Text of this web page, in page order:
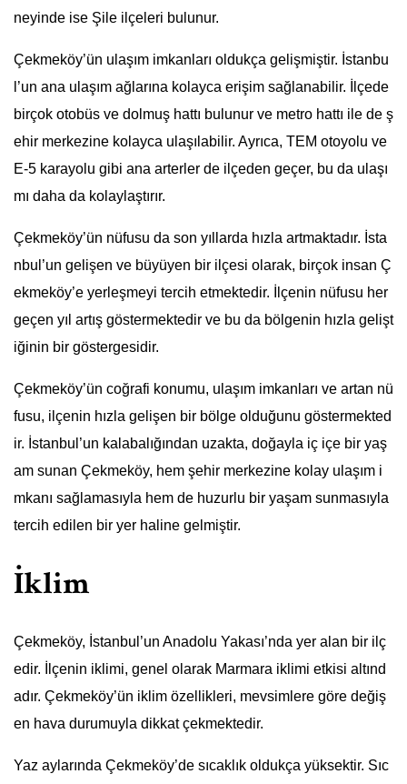
neyinde ise Şile ilçeleri bulunur.
Çekmeköy’ün ulaşım imkanları oldukça gelişmiştir. İstanbu
l’un ana ulaşım ağlarına kolayca erişim sağlanabilir. İlçede
birçok otobüs ve dolmuş hattı bulunur ve metro hattı ile de ş
ehir merkezine kolayca ulaşılabilir. Ayrıca, TEM otoyolu ve
E-5 karayolu gibi ana arterler de ilçeden geçer, bu da ulaşı
mı daha da kolaylaştırır.
Çekmeköy’ün nüfusu da son yıllarda hızla artmaktadır. İsta
nbul’un gelişen ve büyüyen bir ilçesi olarak, birçok insan Ç
ekmeköy’e yerleşmeyi tercih etmektedir. İlçenin nüfusu her
geçen yıl artış göstermektedir ve bu da bölgenin hızla gelişt
iğinin bir göstergesidir.
Çekmeköy’ün coğrafi konumu, ulaşım imkanları ve artan nü
fusu, ilçenin hızla gelişen bir bölge olduğunu göstermekted
ir. İstanbul’un kalabalığından uzakta, doğayla iç içe bir yaş
am sunan Çekmeköy, hem şehir merkezine kolay ulaşım i
mkanı sağlamasıyla hem de huzurlu bir yaşam sunmasıyla
tercih edilen bir yer haline gelmiştir.
İklim
Çekmeköy, İstanbul’un Anadolu Yakası’nda yer alan bir ilç
edir. İlçenin iklimi, genel olarak Marmara iklimi etkisi altınd
adır. Çekmeköy’ün iklim özellikleri, mevsimlere göre değiş
en hava durumuyla dikkat çekmektedir.
Yaz aylarında Çekmeköy’de sıcaklık oldukça yüksektir. Sıc